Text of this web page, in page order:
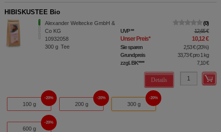
HIBISKUSTEE Bio
Alexander Weltecke GmbH &
Co KG
10932058
300 g Tee
0
UVP** 12,65 €
Unser Preis* 10,12 €
Sie sparen 2,53 €(20%)
Grundpreis
33,73 €pro 1 kg
zzgl. BK**** 7,10 €
Details
100 g
20%
200 g
20%
300 g
20%
600 g
20%